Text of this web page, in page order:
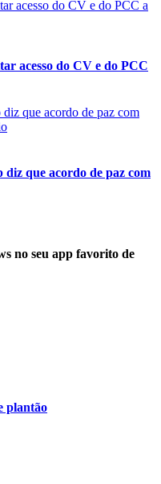
acesso do CV e do PCC
que acordo de paz com
no seu app favorito de
plantão